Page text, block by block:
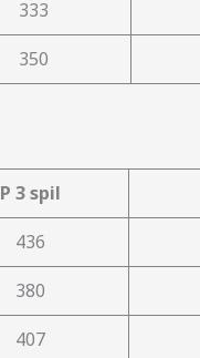
333
350
P 3 spil
436
380
407